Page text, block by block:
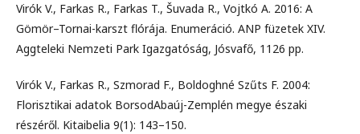
Virók V., Farkas R., Farkas T., Šuvada R., Vojtkó A. 2016: A
Gömör–Tornai-karszt flórája. Enumeráció. ANP füzetek XIV.
Aggteleki Nemzeti Park Igazgatóság, Jósvafő, 1126 pp.
Virók V., Farkas R., Szmorad F., Boldoghné Szűts F. 2004:
Florisztikai adatok BorsodAbaúj-Zemplén megye északi
részéről. Kitaibelia 9(1): 143–150.